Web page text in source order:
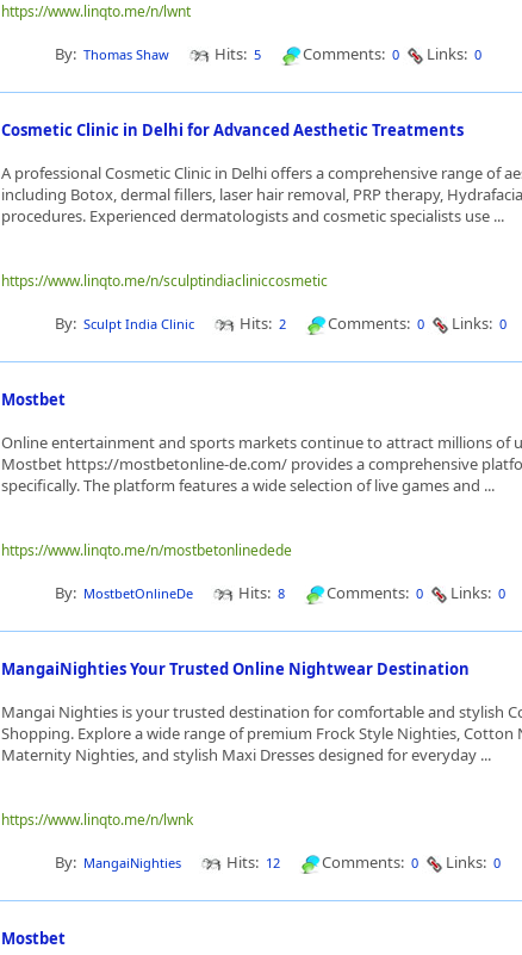
https://www.linqto.me/n/lwnt
By: Thomas Shaw Hits: 5 Comments: 0 Links: 0
Cosmetic Clinic in Delhi for Advanced Aesthetic Treatments
A professional Cosmetic Clinic in Delhi offers a comprehensive range of
including Botox, dermal fillers, laser hair removal, PRP therapy,
procedures. Experienced dermatologists and cosmetic specialists use ...
https://www.linqto.me/n/sculptindiacliniccosmetic
By: Sculpt India Clinic Hits: 2 Comments: 0 Links: 0
Mostbet
Online entertainment and sports markets continue to attract millions of
Mostbet https://mostbetonline-de.com/ provides a comprehensive
specifically. The platform features a wide selection of live games and ...
https://www.linqto.me/n/mostbetonlinedede
By: MostbetOnlineDe Hits: 8 Comments: 0 Links: 0
MangaiNighties Your Trusted Online Nightwear Destination
Mangai Nighties is your trusted destination for comfortable and stylish
Shopping. Explore a wide range of premium Frock Style Nighties, Cotton
Maternity Nighties, and stylish Maxi Dresses designed for everyday ...
https://www.linqto.me/n/lwnk
By: MangaiNighties Hits: 12 Comments: 0 Links: 0
Mostbet